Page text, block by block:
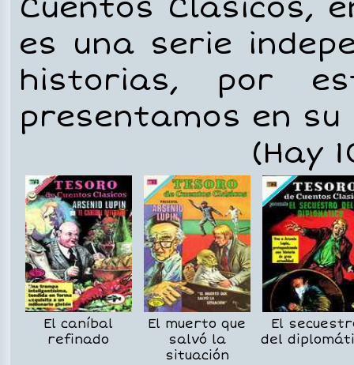
Cuentos Clásicos,
es una serie
historias, por
presentamos en su
(Hay
El caníbal
refinado
El muerto que
salvó la
situación
El
del